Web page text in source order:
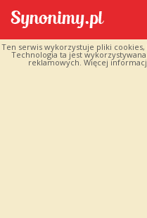
Ten serwis wykorzystuje pliki
Technologia ta jest
reklamowych. Więcej